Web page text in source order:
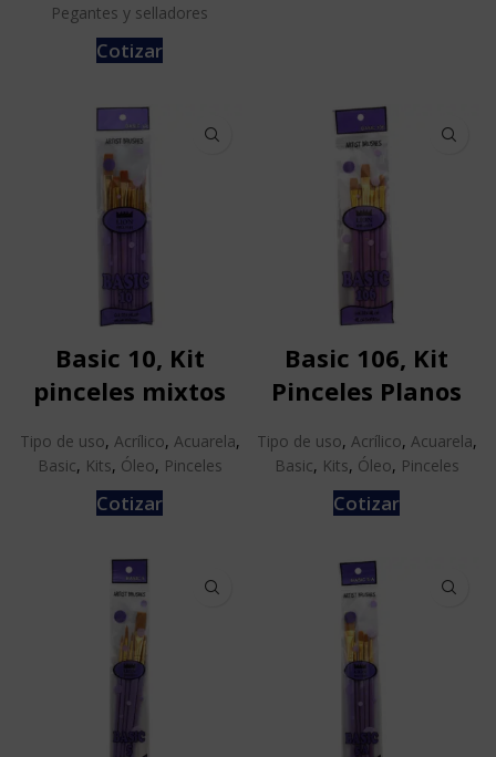
Pegantes y selladores
Cotizar
Basic 10, Kit
pinceles mixtos
Tipo de uso, Acrílico, Acuarela,
Basic, Kits, Óleo, Pinceles
Cotizar
Basic 106, Kit
Pinceles Planos
Tipo de uso, Acrílico, Acuarela,
Basic, Kits, Óleo, Pinceles
Cotizar